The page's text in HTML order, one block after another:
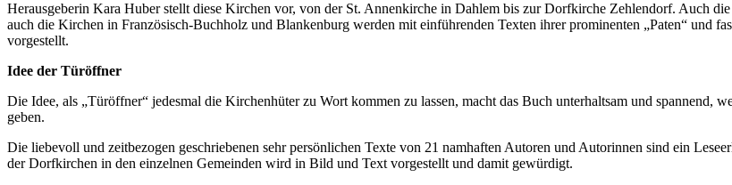
Herausgeberin Kara Huber stellt diese Kirchen vor, von der St. Annenkirche in Dahlem bis zur Dorfkirche Zehlendorf. Auch
auch die Kirchen in Französisch-Buchholz und Blankenburg werden mit einführenden Texten ihrer prominenten „Paten“ und
vorgestellt.
Idee der Türöffner
Die Idee, als „Türöffner“ jedesmal die Kirchenhüter zu Wort kommen zu lassen, macht das Buch unterhaltsam und spannend,
geben.
Die liebevoll und zeitbezogen geschriebenen sehr persönlichen Texte von 21 namhaften Autoren und Autorinnen sind ein
der Dorfkirchen in den einzelnen Gemeinden wird in Bild und Text vorgestellt und damit gewürdigt.